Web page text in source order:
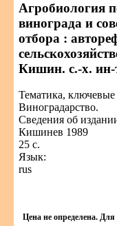
Агробиология
винограда и
отбора :
Кишин. с.-х.
Тематика, ключевые
Виноградарство.
Сведения об
Кишинев 1989
25 с.
Язык:
rus
Цена не определена. Для